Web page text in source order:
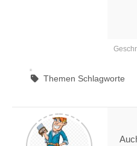
Themen Schlagworte